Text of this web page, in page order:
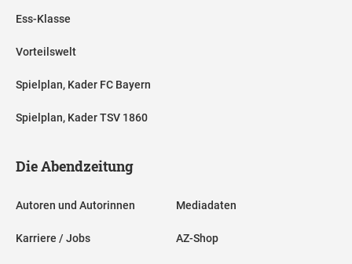
Ess-Klasse
Vorteilswelt
Spielplan, Kader FC Bayern
Spielplan, Kader TSV 1860
Die Abendzeitung
Autoren und Autorinnen
Karriere / Jobs
Mediadaten
AZ-Shop